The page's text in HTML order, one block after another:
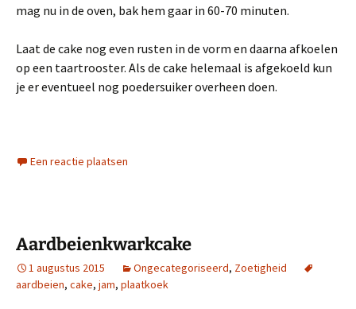
mag nu in de oven, bak hem gaar in 60-70 minuten.
Laat de cake nog even rusten in de vorm en daarna afkoelen
op een taartrooster. Als de cake helemaal is afgekoeld kun
je er eventueel nog poedersuiker overheen doen.
Een reactie plaatsen
Aardbeienkwarkcake
1 augustus 2015 Ongecategoriseerd, Zoetigheid
aardbeien, cake, jam, plaatkoek